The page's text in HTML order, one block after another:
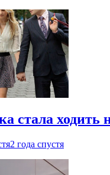
стала ходить
2 года спустя